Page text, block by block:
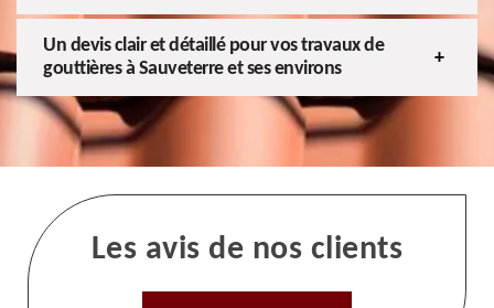
Un devis clair et détaillé pour vos travaux de
gouttières à Sauveterre et ses environs
Les avis de nos clients